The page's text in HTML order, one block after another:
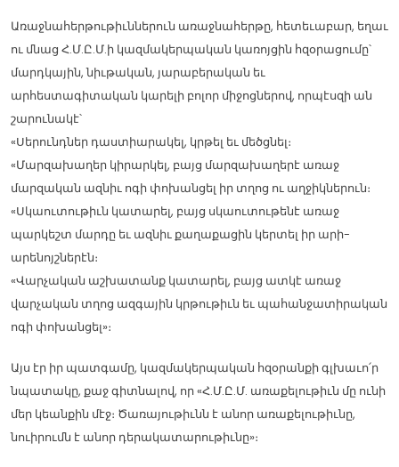
Առաջնահերթութիւններուն առաջնահերթը, հետեւաբար, եղաւ
ու մնաց Հ.Մ.Ը.Մ.ի կազմակերպական կառոյցին հզօրացումը՝
մարդկային, նիւթական, յարաբերական եւ
արհեստագիտական կարելի բոլոր միջոցներով, որպէսզի ան
շարունակէ՝
«Սերունդներ դաստիարակել, կրթել եւ մեծցնել։
«Մարզախաղեր կիրարկել, բայց մարզախաղերէ առաջ
մարզական ազնիւ ոգի փոխանցել իր տղոց ու աղջիկներուն։
«Սկաուտութիւն կատարել, բայց սկաուտութենէ առաջ
պարկեշտ մարդը եւ ազնիւ քաղաքացին կերտել իր արի-
արենոյշներէն։
«Վարչական աշխատանք կատարել, բայց ատկէ առաջ
վարչական տղոց ազգային կրթութիւն եւ պահանջատիրական
ոգի փոխանցել»։
Այս էր իր պատգամը, կազմակերպական հզօրանքի գլխաւո՛ր
նպատակը, քաջ գիտնալով, որ «Հ.Մ.Ը.Մ. առաքելութիւն մը ունի
մեր կեանքին մէջ։ Ծառայութիւնն է անոր առաքելութիւնը,
նուիրումն է անոր դերակատարութիւնը»։